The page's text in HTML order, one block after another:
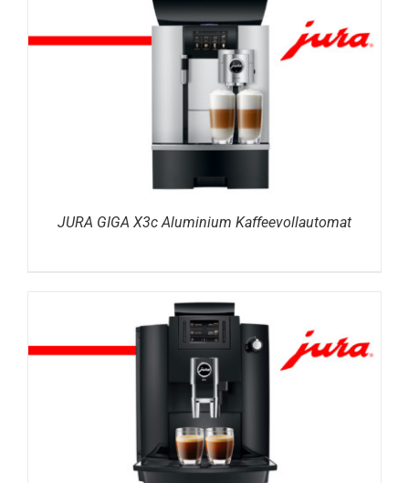
DETAILS
JURA GIGA X3c Aluminium Kaffeevollautomat
DETAILS